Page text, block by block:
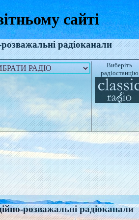
сайті
радіоканали
Виберіть
радіостанцію
розважальні радіоканали